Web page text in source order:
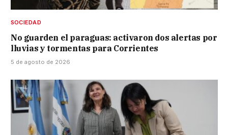
SOCIEDAD
No guarden el paraguas: activaron dos alertas por
lluvias y tormentas para Corrientes
5 de agosto de 2026